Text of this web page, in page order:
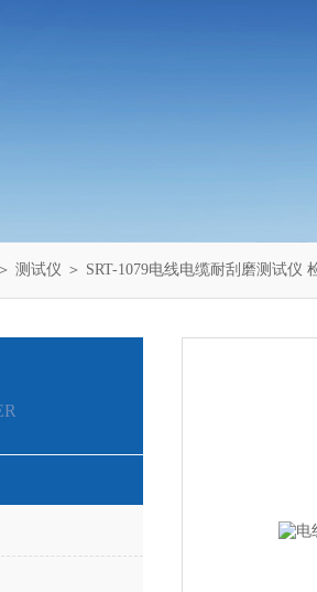
测试仪 ＞ SRT-1079电线电缆耐刮磨测试仪